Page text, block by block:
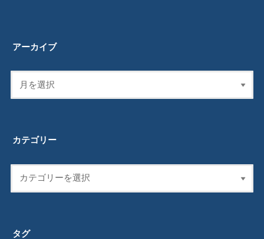
アーカイブ
カテゴリー
タグ